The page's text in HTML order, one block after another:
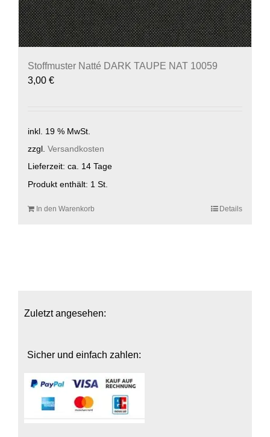
Stoffmuster Natté DARK TAUPE NAT 10059
3,00 €
inkl. 19 % MwSt.
zzgl. Versandkosten
Lieferzeit: ca. 14 Tage
Produkt enthält: 1 St.
In den Warenkorb Details
Zuletzt angesehen:
Sicher und einfach zahlen: